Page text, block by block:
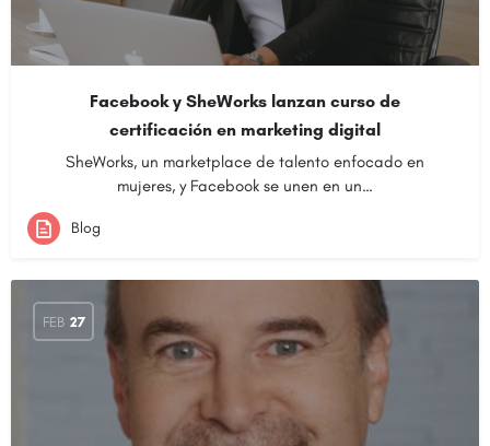
Facebook y SheWorks lanzan curso de
certificación en marketing digital
SheWorks, un marketplace de talento enfocado en
mujeres, y Facebook se unen en un…
Blog
FEB 27